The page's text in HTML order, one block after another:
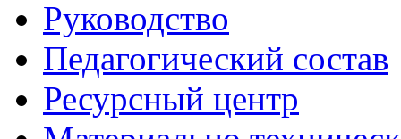
Руководство
Педагогический состав
Ресурсный центр